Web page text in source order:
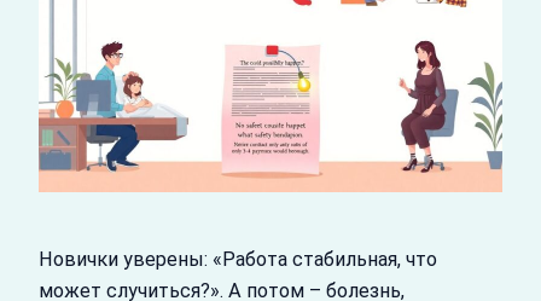
Новички уверены: «Работа стабильная, что
может случиться?». А потом – болезнь,